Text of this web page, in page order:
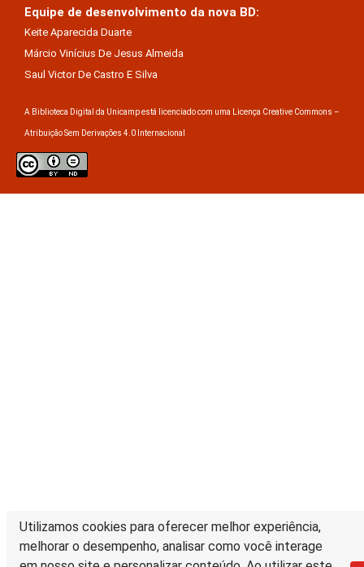
Utilizamos cookies para oferecer melhor experiência,
melhorar o desempenho, analisar como você interage
Equipe de desenvolvimento da nova BD:
Keite Aparecida Duarte
Márcio Vinícius De Jesus Almeida
Saul Victor De Castro E Silva
A Biblioteca Digital da Unicamp está licenciado com uma Licença Creative Commons –
Atribuição Sem Derivações 4.0 Internacional